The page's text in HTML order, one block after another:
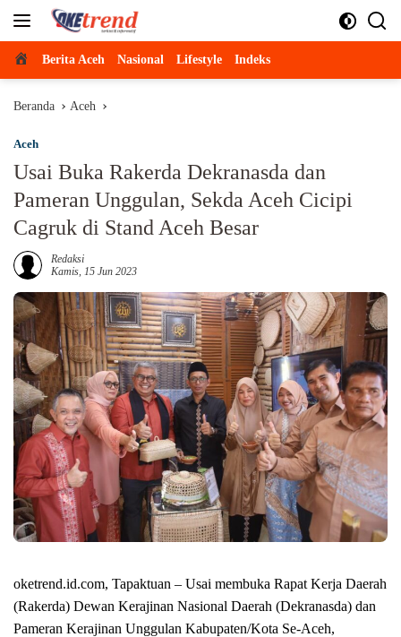
Beranda
Berita Aceh Nasional Lifestyle Indeks
Beranda Aceh
Aceh
Usai Buka Rakerda Dekranasda dan
Pameran Unggulan, Sekda Aceh Cicipi
Cagruk di Stand Aceh Besar
Redaksi
Kamis, 15 Jun 2023
oketrend.id.com, Tapaktuan – Usai membuka Rapat Kerja Daerah
(Rakerda) Dewan Kerajinan Nasional Daerah (Dekranasda) dan
Pameran Kerajinan Unggulan Kabupaten/Kota Se-Aceh,